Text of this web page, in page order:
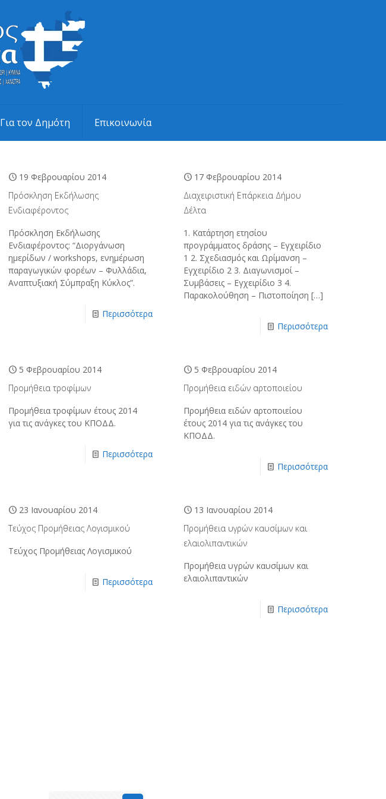
Για τον Δημότη Επικοινωνία
19 Φεβρουαρίου 2014
Πρόσκληση Εκδήλωσης
Ενδιαφέροντος
Πρόσκληση Εκδήλωσης
Ενδιαφέροντος: “Διοργάνωση
ημερίδων / workshops, ενημέρωση
παραγωγικών φορέων – Φυλλάδια,
Αναπτυξιακή Σύμπραξη Κύκλος”.
Περισσότερα
17 Φεβρουαρίου 2014
Διαχειριστική Επάρκεια Δήμου
Δέλτα
1. Κατάρτηση ετησίου
προγράμματος δράσης – Εγχειρίδιο
1 2. Σχεδιασμός και Ωρίμανση –
Εγχειρίδιο 2 3. Διαγωνισμοί –
Συμβάσεις – Εγχειρίδιο 3 4.
Παρακολούθηση – Πιστοποίηση […]
Περισσότερα
5 Φεβρουαρίου 2014
Προμήθεια τροφίμων
Προμήθεια τροφίμων έτους 2014
για τις ανάγκες του ΚΠΟΔΔ.
Περισσότερα
5 Φεβρουαρίου 2014
Προμήθεια ειδών αρτοποιείου
Προμήθεια ειδών αρτοποιείου
έτους 2014 για τις ανάγκες του
ΚΠΟΔΔ.
Περισσότερα
23 Ιανουαρίου 2014
Τεύχος Προμήθειας Λογισμικού
Τεύχος Προμήθειας Λογισμικού
Περισσότερα
13 Ιανουαρίου 2014
Προμήθεια υγρών καυσίμων και
ελαιολιπαντικών
Προμήθεια υγρών καυσίμων και
ελαιολιπαντικών
Περισσότερα